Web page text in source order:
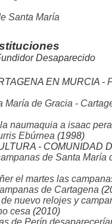
Santa María
Desaparecido
EN MURCIA -
María de Gracia -
naumaquia a isaac
Ebúrnea (1998)
- COMUNIDAD
de Santa María
el martes las
de Cartagena
de nuevo relojes y
cesa (2010)
de Perín